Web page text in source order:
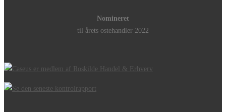
Nomineret
til årets ostehandler 2022